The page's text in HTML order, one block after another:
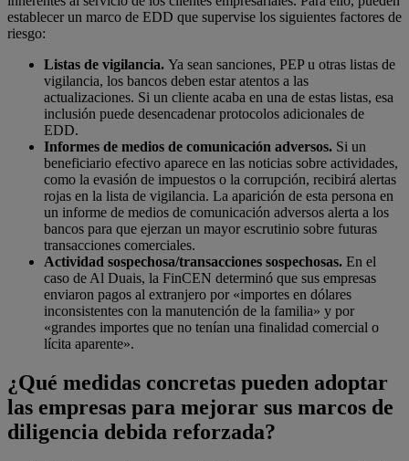
establecer un marco de EDD que supervise los siguientes factores de
riesgo:
Listas de vigilancia. Ya sean sanciones, PEP u otras listas de
vigilancia, los bancos deben estar atentos a las
actualizaciones. Si un cliente acaba en una de estas listas, esa
inclusión puede desencadenar protocolos adicionales de
EDD.
Informes de medios de comunicación adversos. Si un
beneficiario efectivo aparece en las noticias sobre actividades,
como la evasión de impuestos o la corrupción, recibirá alertas
rojas en la lista de vigilancia. La aparición de esta persona en
un informe de medios de comunicación adversos alerta a los
bancos para que ejerzan un mayor escrutinio sobre futuras
transacciones comerciales.
Actividad sospechosa/transacciones sospechosas. En el
caso de Al Duais, la FinCEN determinó que sus empresas
enviaron pagos al extranjero por «importes en dólares
inconsistentes con la manutención de la familia» y por
«grandes importes que no tenían una finalidad comercial o
lícita aparente».
¿Qué medidas concretas pueden adoptar
las empresas para mejorar sus marcos de
diligencia debida reforzada?